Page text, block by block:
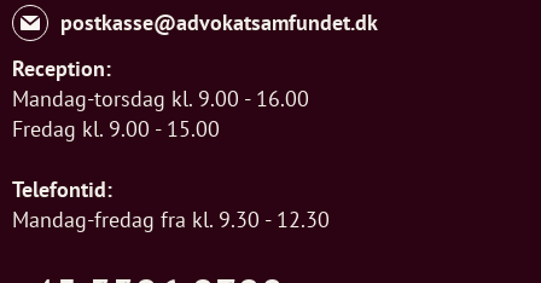
postkasse@advokatsamfundet.dk
Reception:
Mandag-torsdag kl. 9.00 - 16.00
Fredag kl. 9.00 - 15.00
Telefontid:
Mandag-fredag fra kl. 9.30 - 12.30